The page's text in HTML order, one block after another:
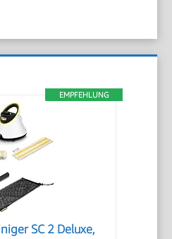
EMPFEHLUNG
SC 2 Deluxe,